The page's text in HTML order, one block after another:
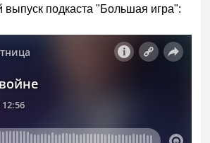
подкаста "Большая игра":